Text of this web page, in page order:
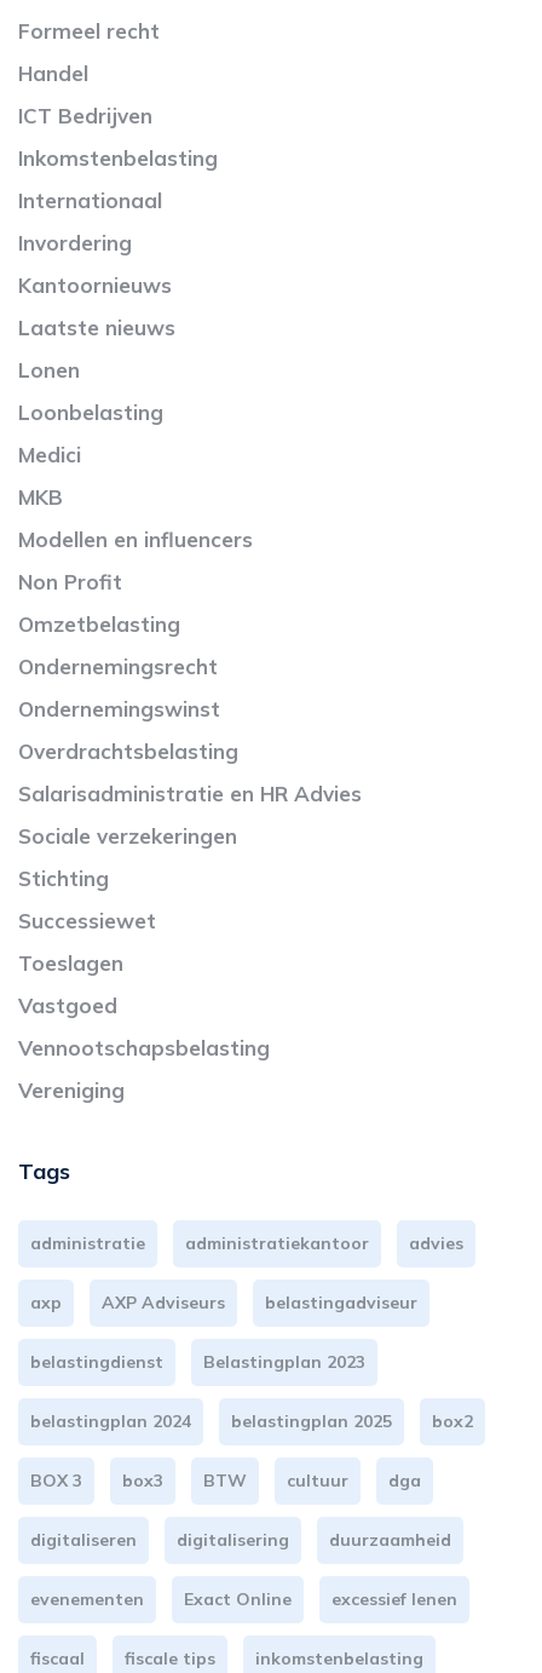
Formeel recht
Handel
ICT Bedrijven
Inkomstenbelasting
Internationaal
Invordering
Kantoornieuws
Laatste nieuws
Lonen
Loonbelasting
Medici
MKB
Modellen en influencers
Non Profit
Omzetbelasting
Ondernemingsrecht
Ondernemingswinst
Overdrachtsbelasting
Salarisadministratie en HR Advies
Sociale verzekeringen
Stichting
Successiewet
Toeslagen
Vastgoed
Vennootschapsbelasting
Vereniging
Tags
administratie administratiekantoor advies
axp AXP Adviseurs belastingadviseur
belastingdienst Belastingplan 2023
belastingplan 2024 belastingplan 2025 box2
BOX 3 box3 BTW cultuur dga
digitaliseren digitalisering duurzaamheid
evenementen Exact Online excessief lenen
fiscaal fiscale tips inkomstenbelasting